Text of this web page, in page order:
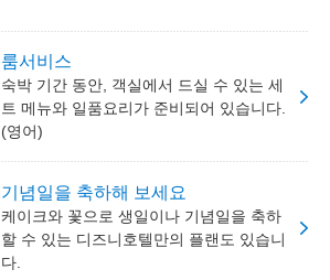
룸서비스
숙박 기간 동안, 객실에서 드실 수 있는 세
트 메뉴와 일품요리가 준비되어 있습니다.
(영어)
기념일을 축하해 보세요
케이크와 꽃으로 생일이나 기념일을 축하
할 수 있는 디즈니호텔만의 플랜도 있습니
다.